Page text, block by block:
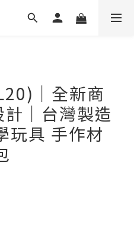
｜全新商
｜台灣製造
玩具 手作材